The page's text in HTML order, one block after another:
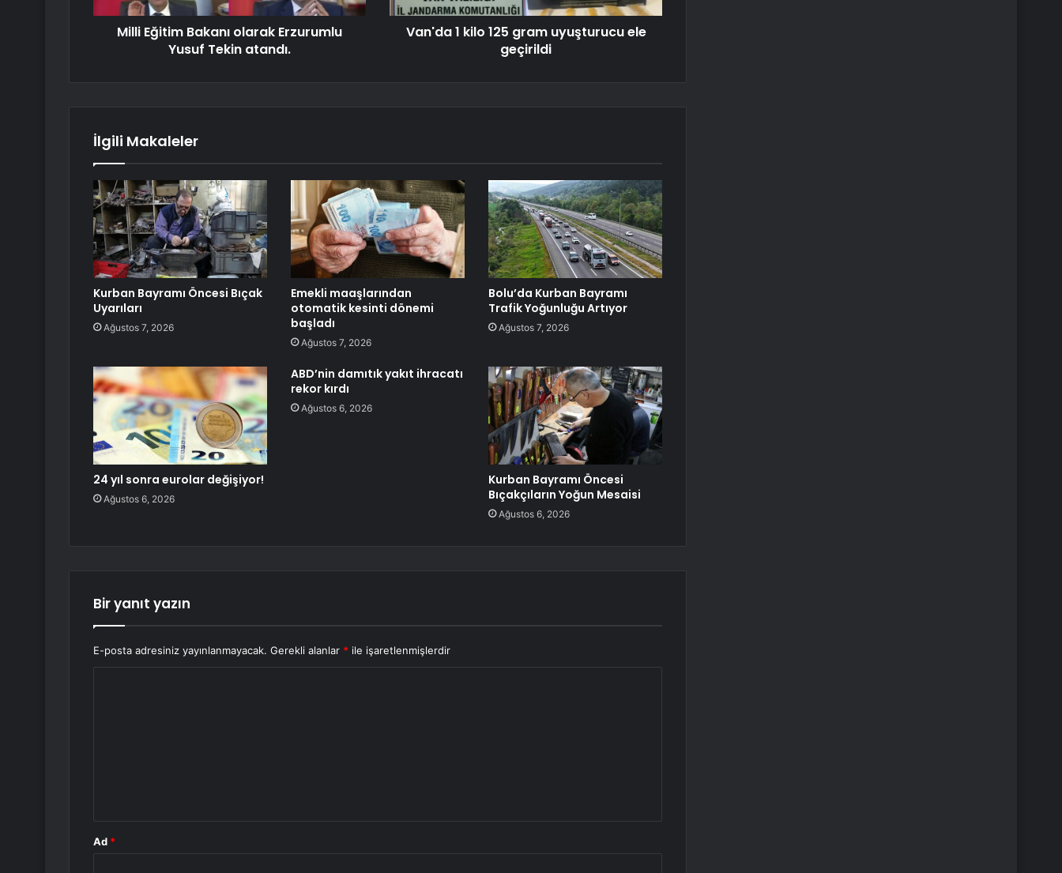
Milli Eğitim Bakanı olarak Erzurumlu
Yusuf Tekin atandı.
Van'da 1 kilo 125 gram uyuşturucu ele
geçirildi
İlgili Makaleler
Kurban Bayramı Öncesi Bıçak
Uyarıları
Ağustos 7, 2026
Emekli maaşlarından
otomatik kesinti dönemi
başladı
Ağustos 7, 2026
Bolu’da Kurban Bayramı
Trafik Yoğunluğu Artıyor
Ağustos 7, 2026
24 yıl sonra eurolar değişiyor!
Ağustos 6, 2026
ABD’nin damıtık yakıt ihracatı
rekor kırdı
Ağustos 6, 2026
Kurban Bayramı Öncesi
Bıçakçıların Yoğun Mesaisi
Ağustos 6, 2026
Bir yanıt yazın
E-posta adresiniz yayınlanmayacak. Gerekli alanlar * ile işaretlenmişlerdir
Ad *